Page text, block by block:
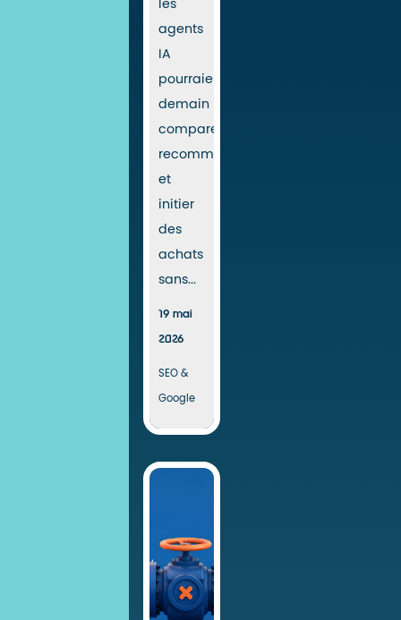
les
agents
IA
pourraient
demain
comparer,
recommander
et
initier
des
achats
sans...
19 mai
2026
SEO &
Google